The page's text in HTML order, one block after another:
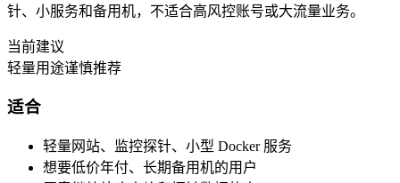
针、小服务和备用机，不适合高风控账号或大流量业务。
当前建议
轻量用途谨慎推荐
适合
轻量网站、监控探针、小型 Docker 服务
想要低价年付、长期备用机的用户